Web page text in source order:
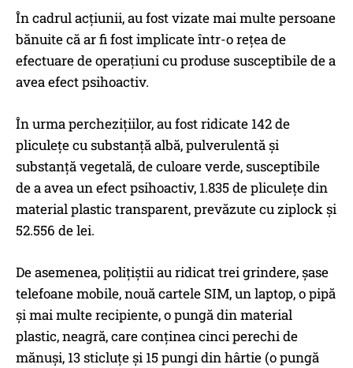
În cadrul acțiunii, au fost vizate mai multe persoane
bănuite că ar fi fost implicate într-o rețea de
efectuare de operațiuni cu produse susceptibile de a
avea efect psihoactiv.
În urma perchezițiilor, au fost ridicate 142 de
pliculețe cu substanță albă, pulverulentă și
substanță vegetală, de culoare verde, susceptibile
de a avea un efect psihoactiv, 1.835 de pliculețe din
material plastic transparent, prevăzute cu ziplock și
52.556 de lei.
De asemenea, polițiștii au ridicat trei grindere, șase
telefoane mobile, nouă cartele SIM, un laptop, o pipă
și mai multe recipiente, o pungă din material
plastic, neagră, care conținea cinci perechi de
mănuși, 13 sticluțe și 15 pungi din hârtie (o pungă